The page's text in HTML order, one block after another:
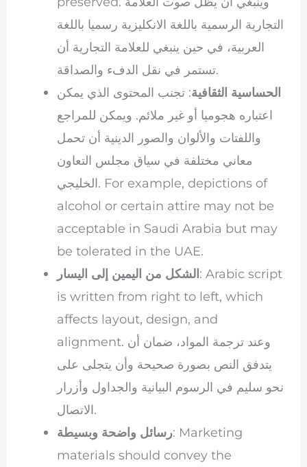
التجارية الرسمية باللغة الانكليزية رسميا باللغة
العربية، في حين ينبغي للعلامة التجارية أن
تستمر في نقل الدفء والصداقة.
الحساسية الثقافية: تجنب المحتوى الذي يمكن
اعتباره هجوميا أو غير ملائم. ويمكن للمراجع
واللفتات والألوان والصور الدينية أن تحمل
معاني مختلفة في سياق مجلس التعاون
الخليجي. For example, depictions of
alcohol or certain attire may not be
acceptable in Saudi Arabia but may
be tolerated in the UAE.
الشكل من اليمين إلى اليسار: Arabic script
is written from right to left, which
affects layout, design, and
alignment. وعند ترجمة المواد، ضمان أن
يتدفق النص بصورة صحيحة وأن يتجلى على
نحو سليم في الرسوم البيانية والجداول وأزرار
الاتصال.
رسائل واضحة وبسيطة: Marketing
materials should convey the